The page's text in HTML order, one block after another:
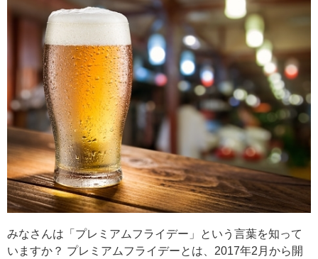
みなさんは「プレミアムフライデー」という言葉を知って
いますか？ プレミアムフライデーとは、2017年2月から開